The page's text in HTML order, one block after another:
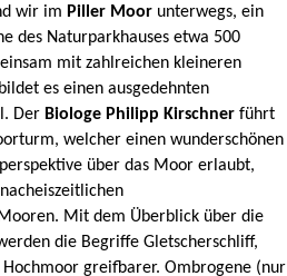
wir im Piller Moor unterwegs, ein
des Naturparkhauses etwa 500
mit zahlreichen kleineren
es einen ausgedehnten
Der Biologe Philipp Kirschner führt
welcher einen wunderschönen
über das Moor erlaubt,
Mit dem Überblick über die
die Begriffe Gletscherschliff,
greifbarer. Ombrogene (nur